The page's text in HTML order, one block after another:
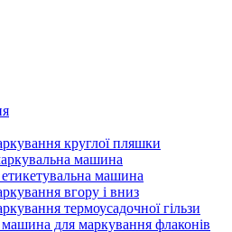
круглої пляшки
машина
машина
вгору і вниз
термоусадочної гільзи
для маркування флаконів